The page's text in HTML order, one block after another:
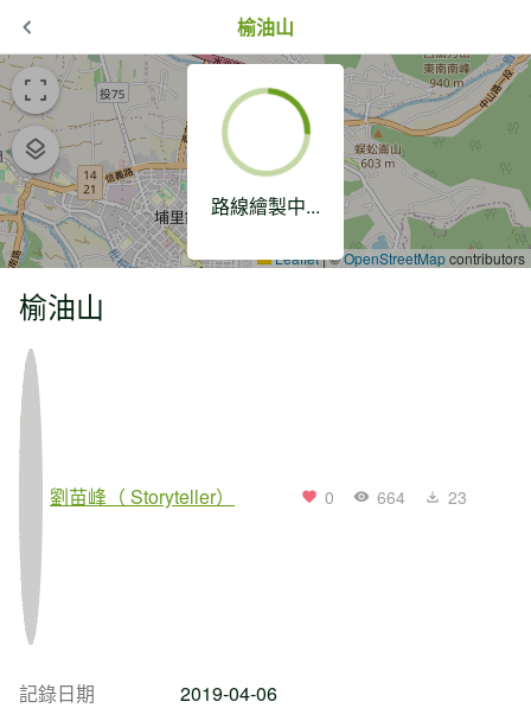
榆油山
Leaflet|©OpenStreetMapcontributors
路線繪製中...
榆油山
劉苗峰（ Storyteller） 0 664 23
記錄日期
2019-04-06